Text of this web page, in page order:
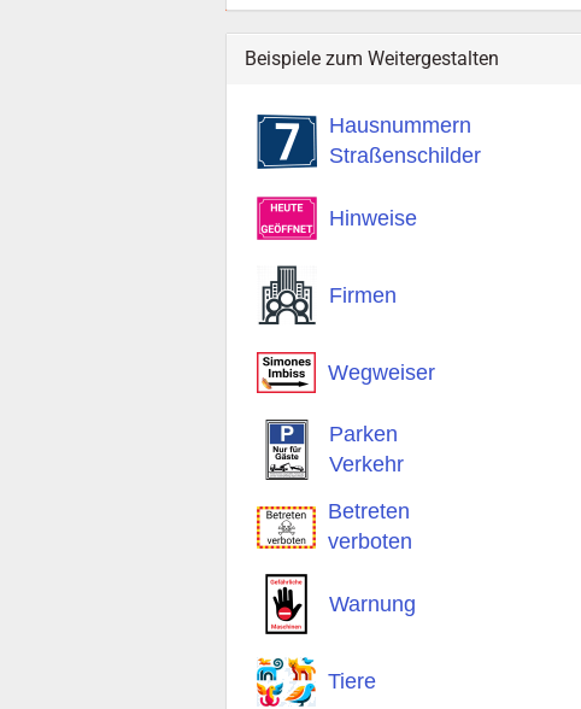
Beispiele zum Weitergestalten
Hausnummern
Straßenschilder
Hinweise
Firmen
Wegweiser
Parken
Verkehr
Betreten
verboten
Warnung
Tiere